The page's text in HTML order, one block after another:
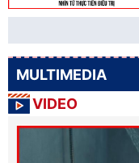
MULTIMEDIA
VIDEO